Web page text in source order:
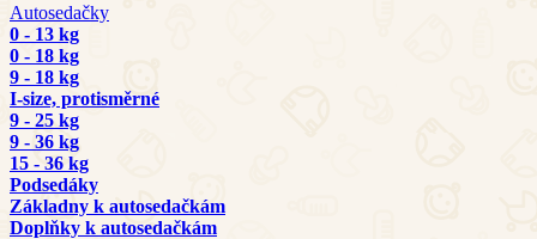
Autosedačky
0 - 13 kg
0 - 18 kg
9 - 18 kg
I-size, protisměrné
9 - 25 kg
9 - 36 kg
15 - 36 kg
Podsedáky
Základny k autosedačkám
Doplňky k autosedačkám